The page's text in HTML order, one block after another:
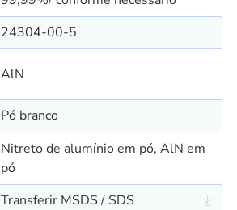
24304-00-5
AlN
Pó branco
Nitreto de alumínio em pó, AlN em
pó
Transferir MSDS / SDS